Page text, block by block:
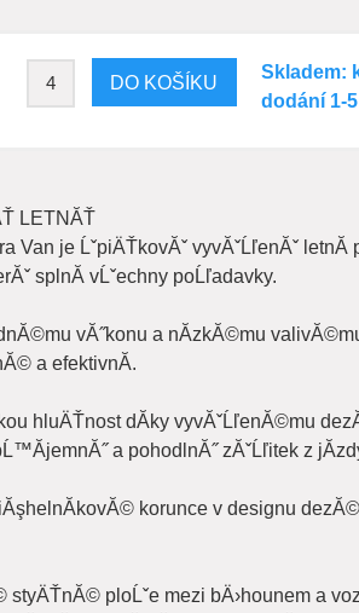
Skladem:
dodání 1-
LETNĂŤ
Van je ĹˇpiÄŤkovĂˇ vyvĂˇĹľenĂˇ
splnĂ­ vĹˇechny poĹľadavky.
vĂ˝konu a nĂ­zkĂ©mu
a efektivnĂ­.
hluÄŤnost dĂ­ky vyvĂˇĹľenĂ©mu
a pohodlnĂ˝ zĂˇĹľitek z
korunce v designu
ploĹˇe mezi bÄ›hounem a